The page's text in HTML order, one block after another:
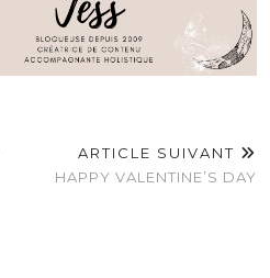
ARTICLE SUIVANT
HAPPY VALENTINE’S DAY